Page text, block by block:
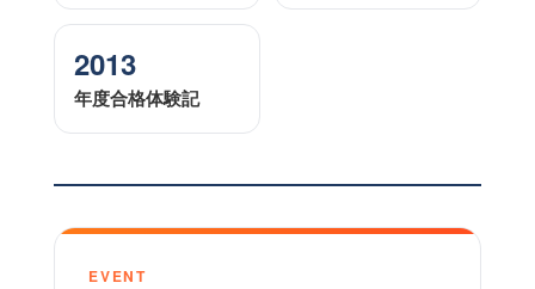
2013
年度合格体験記
EVENT